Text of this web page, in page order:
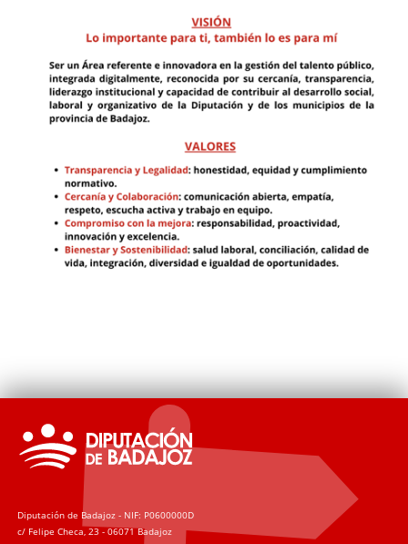
Diputación de Badajoz - NIF: P0600000D
c/ Felipe Checa, 23 - 06071 Badajoz